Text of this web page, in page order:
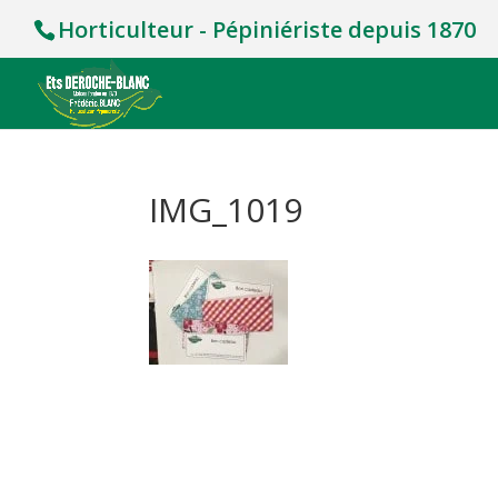
Horticulteur - Pépiniériste depuis 1870
IMG_1019